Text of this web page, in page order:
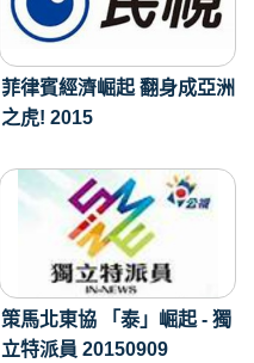
菲律賓經濟崛起 翻身成亞洲
之虎! 2015
策馬北東協 「泰」崛起 - 獨
立特派員 20150909